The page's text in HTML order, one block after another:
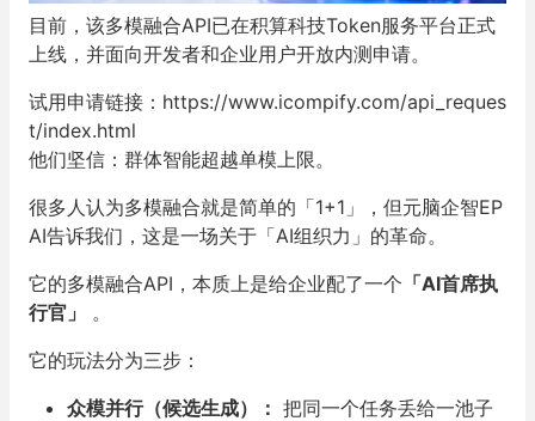
目前，该多模融合API已在积算科技Token服务平台正式
上线，并面向开发者和企业用户开放内测申请。
试用申请链接：https://www.icompify.com/api_reques
t/index.html
他们坚信： 群体智能超越单模上限。
很多人认为多模融合就是简单的「1+1」，但元脑企智EP
AI告诉我们，这是一场关于「AI组织力」的革命。
它的多模融合API，本质上是给企业配了一个 「AI首席执
行官 」
。
它的玩法分为三步：
众模并行（候选生成）： 把同一个任务丢给一池子